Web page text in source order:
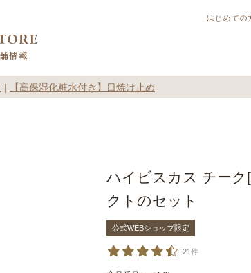
はじめての
| 【高保湿化粧水付き】日焼け止め
ハイビスカス チー
クトのセット
公式WEBショップ限定
21件